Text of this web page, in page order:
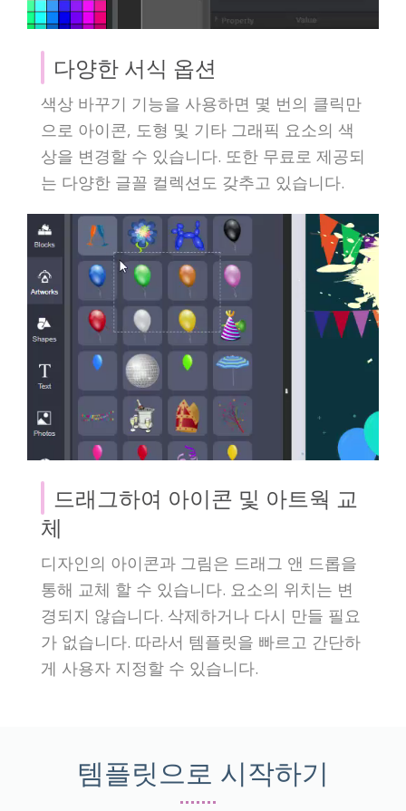
다양한 서식 옵션
색상 바꾸기 기능을 사용하면 몇 번의 클릭만
으로 아이콘, 도형 및 기타 그래픽 요소의 색
상을 변경할 수 있습니다. 또한 무료로 제공되
는 다양한 글꼴 컬렉션도 갖추고 있습니다.
드래그하여 아이콘 및 아트웍 교
체
디자인의 아이콘과 그림은 드래그 앤 드롭을
통해 교체 할 수 있습니다. 요소의 위치는 변
경되지 않습니다. 삭제하거나 다시 만들 필요
가 없습니다. 따라서 템플릿을 빠르고 간단하
게 사용자 지정할 수 있습니다.
템플릿으로 시작하기